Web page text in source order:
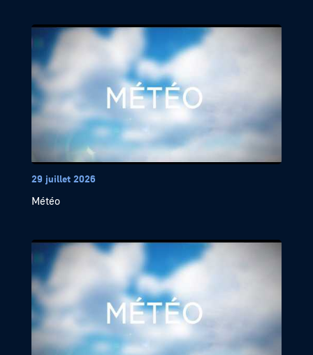
29 juillet 2026
Météo